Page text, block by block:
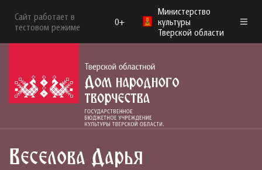
Сайт работает в
тестовом режиме
0+
Министерство
культуры
Тверской области
Веселова Дарья